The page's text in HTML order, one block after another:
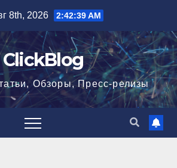
8th, 2026 2:42:40 AM
ClickBlog
Обзоры, Пресс-релизы